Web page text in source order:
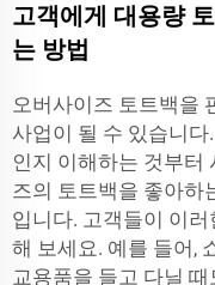
고객에게 대용량
는 방법
오버사이즈 토트백을
사업이 될 수 있습니
인지 이해하는 것부터
즈의 토트백을 좋아하
입니다. 고객들이 이
해 보세요. 예를 들어,
교용품을 들고 다닐